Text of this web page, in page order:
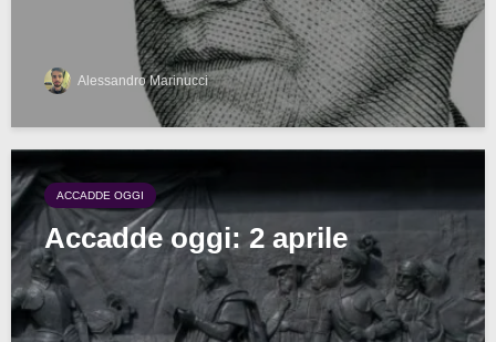
Alessandro Marinucci
ACCADDE OGGI
Accadde oggi: 2 aprile